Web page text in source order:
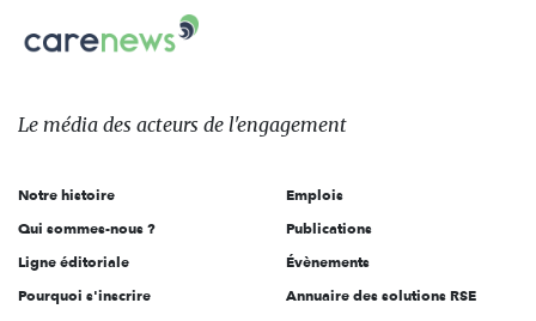
sur:
Carenews,
Le
des
l'engagement
Le média des acteurs de l'engagement
Notre histoire
Qui sommes-nous ?
Ligne éditoriale
Pourquoi s'inscrire
Emplois
Publications
Évènements
Annuaire des solutions RSE